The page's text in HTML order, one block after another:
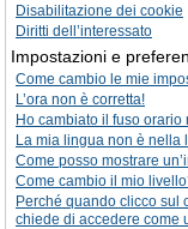
Disabilitazione dei cookie
Diritti dell’interessato
Impostazioni e
Come cambio le mie
L’ora non è corretta!
Ho cambiato il fuso orario
La mia lingua non è nella
Come posso mostrare
Come cambio il mio
Perché quando clicco sul
chiede di accedere come